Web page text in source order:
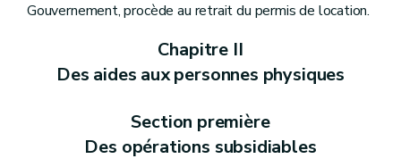
Gouvernement, procède au retrait du permis de location.
Chapitre II
Des aides aux personnes physiques
Section première
Des opérations subsidiables